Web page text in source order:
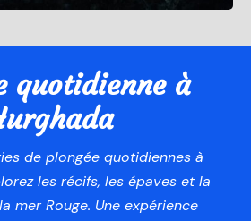
€50
quotidienne à
de plongée quotidiennes à
les récifs, les épaves et la
mer Rouge. Une expérience